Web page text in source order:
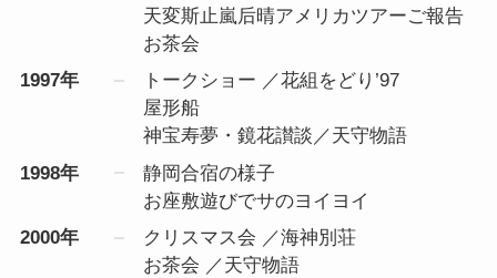
天変斯止嵐后晴アメリカツアーご報告
お茶会
1997年
トークショー ／花組をどり’97
屋形船
神宝寿夢・鏡花讃談／天守物語
1998年
静岡合宿の様子
お座敷遊びでサのヨイヨイ
2000年
クリスマス会 ／海神別荘
お茶会 ／天守物語